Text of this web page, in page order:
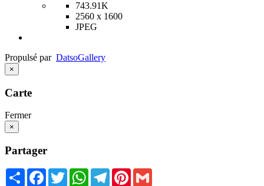
743.91K
2560 x 1600
JPEG
Propulsé par DatsoGallery
×
Carte
Fermer
×
Partager
Share Facebook
TwitterWhatsApp
TelegramPinterest